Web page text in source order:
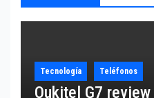
Tecnología Teléfonos
Oukitel G7